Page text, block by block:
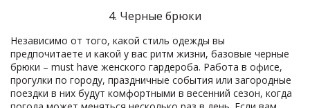
4. Черные брюки
Независимо от того, какой стиль одежды вы
предпочитаете и какой у вас ритм жизни, базовые черные
брюки – must have женского гардероба. Работа в офисе,
прогулки по городу, праздничные события или загородные
поездки в них будут комфортными в весенний сезон, когда